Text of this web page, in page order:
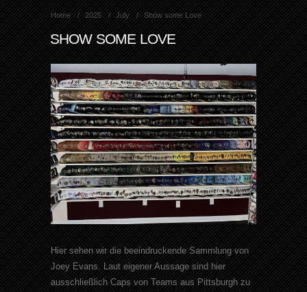
Home 2025 July Show some Love
SHOW SOME LOVE
Hier sehen wir die beeindruckende Sammlung von
Joey Evans. Laut eigener Aussage sind hier
ausschließlich Caps von Teams aus Pittsburgh zu